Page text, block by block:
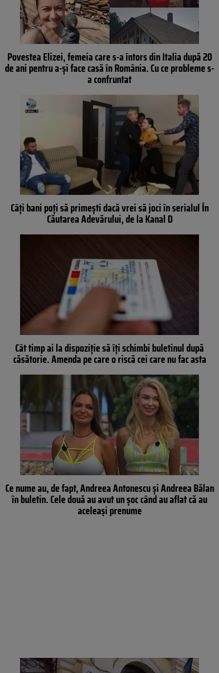
Povestea Elizei, femeia care s-a întors din Italia după 20
de ani pentru a-și face casă în România. Cu ce probleme s-
a confruntat
Câți bani poți să primești dacă vrei să joci în serialul În
Căutarea Adevărului, de la Kanal D
Cât timp ai la dispoziție să îți schimbi buletinul după
căsătorie. Amenda pe care o riscă cei care nu fac asta
Ce nume au, de fapt, Andreea Antonescu și Andreea Bălan
în buletin. Cele două au avut un șoc când au aflat că au
aceleași prenume